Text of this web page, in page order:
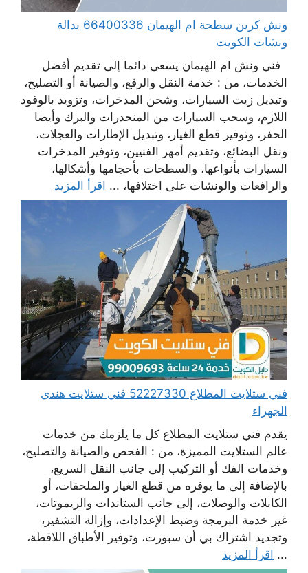
ونش كرين سطحة ام الهيمان 66400336 بدالة
ونشات الكويت
فني ونش ام الهيمان يسعى دائما إلى تقديم أفضل
الخدمات، من : خدمة النقل والرفع، والصيانة أو التصليح،
وتبديل زيت السيارات، وشحن المدخرات، وتزويد بالوقود
اللازم، وسحب السيارات من المنحدرات والبرك وأيضا
الحفر، وتوفير قطع الغيار، وتبديل الإطارات والعجلات،
ونقل البضائع، وتقديم أمهر الفنيين، وتوفير المدخرات
السيارات بأنواعها، والسطحات بأحجامها وأشكالها،
والرافعات والونشات على اختلافها، ... اقرأ المزيد
فني ستلايت المطلاع 52227330 فني ستلايت هندي
الجهراء
يقدم فني ستلايت المطلاع كل ما يلزمك من خدمات
عالم الستلايت المميزة، من : الفحص والصيانة والتصليح،
وخدمات الفك أو التركيب إلى جانب النقل السريع،
بالإضافة إلى ما يوفره من قطع الغيار والملحقات، أو
الكابلات والوصلات، إلى جانب الستاندات والريموتات،
غير خدمة البرمجة وضبط الإعدادات، وإزالة التشفير،
وتجديد اشتراك بي أن سبورت، وتوفير الأطباق اللاقطة،
... اقرأ المزيد